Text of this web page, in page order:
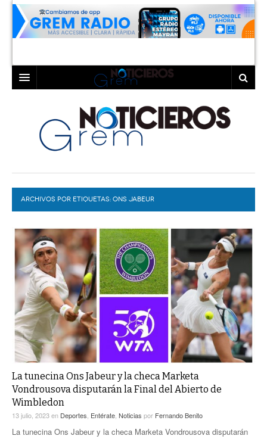
LAGUNA
TORREÓN
GÓMEZ PALACIO
LERDO
COAHUILA
DURANGO
DEPORTES
EXA
EL EXACTO
EXA INFORMA
GLOBO
CONTEXTOS
TRAYECTO LAGUNA
A MEDIA MAÑANA
A TODA LEY
ENTRE LAGUNEROS
DIÁLOGOS CON LA HISTORIA
TWEETS AND BEATS
LA MEJOR 97.1 ESTÉREO GALLITO
ACTUALIDADES GREM
PULSO
COLABORADORES
PC29
ACTUALIDADES GREM
ARCHIVOS POR ETIQUETAS: ONS JABEUR
La tunecina Ons Jabeur y la checa Marketa
Vondrousova disputarán la Final del Abierto de
Wimbledon
13 julio, 2023en Deportes Entérate Noticias por Fernando Benito
La tunecina Ons Jabeur y la checa Marketa Vondrousova disputarán